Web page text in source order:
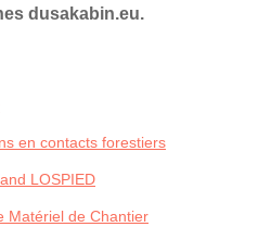
dusakabin.eu.
en contacts forestiers
LOSPIED
Matériel de Chantier